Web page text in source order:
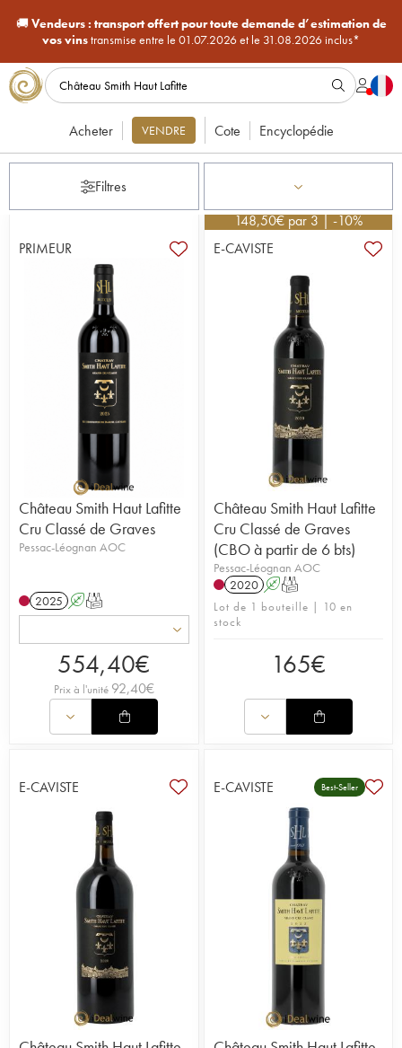
🚚Vendeurs : transport offert pour toute demande d’estimation de
vos vinstransmise entre le 01.07.2026 et le 31.08.2026 inclus*
Acheter VENDRE Cote Encyclopédie
Filtres
PRIMEUR
Château Smith Haut Lafitte
Cru Classé de Graves
Pessac-Léognan AOC
2025 AT
554,40€
Prix à l'unité 92,40€
148,50€par 3 | -10%
E-CAVISTE
Château Smith Haut Lafitte
Cru Classé de Graves
(CBO à partir de 6 bts)
Pessac-Léognan AOC
2020 AT
Lot de 1 bouteille | 10 en
stock
165€
E-CAVISTE E-CAVISTE Best-Seller